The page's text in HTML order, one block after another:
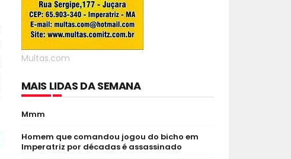
Multas.com
MAIS LIDAS DA SEMANA
Mmm
Homem que comandou jogou do bicho em
Imperatriz por décadas é assassinado